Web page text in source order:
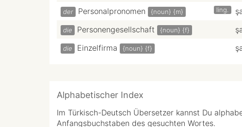
der Personalpronomen {noun} {m} ling.
die Personengesellschaft {noun} {f}
die Einzelfirma {noun} {f}
Alphabetischer Index
Im Türkisch-Deutsch Übersetzer kannst Du
Anfangsbuchstaben des gesuchten Wortes.